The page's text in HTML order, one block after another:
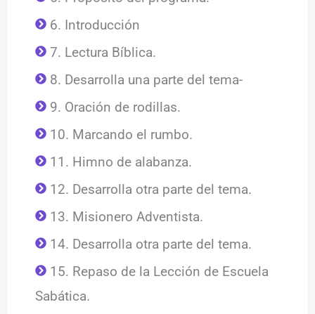
6. Introducción
7. Lectura Bíblica.
8. Desarrolla una parte del tema-
9. Oración de rodillas.
10. Marcando el rumbo.
11. Himno de alabanza.
12. Desarrolla otra parte del tema.
13. Misionero Adventista.
14. Desarrolla otra parte del tema.
15. Repaso de la Lección de Escuela
Sabática.